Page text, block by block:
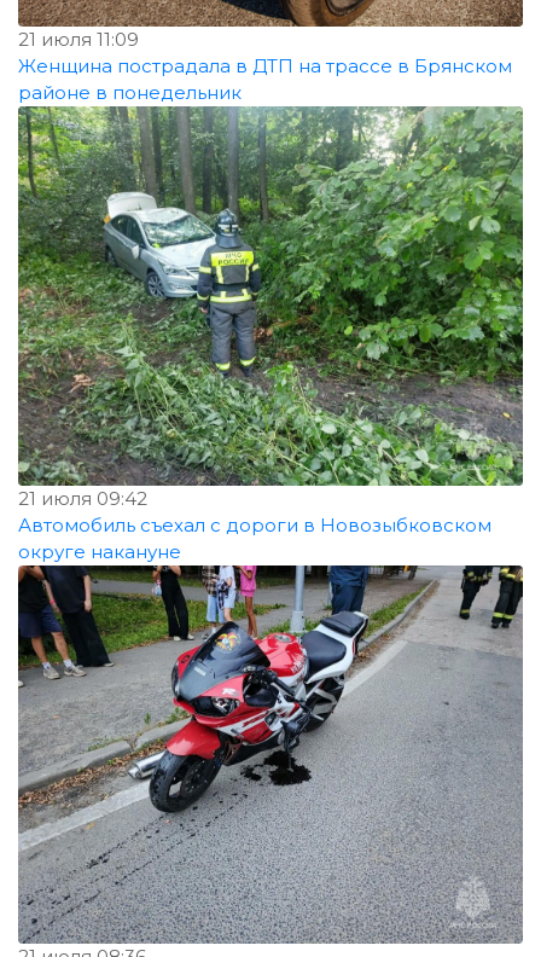
21 июля 11:09
Женщина пострадала в ДТП на трассе в Брянском
районе в понедельник
21 июля 09:42
Автомобиль съехал с дороги в Новозыбковском
округе накануне